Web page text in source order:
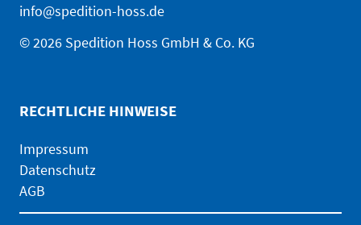
info@spedition-hoss.de
© 2026 Spedition Hoss GmbH & Co. KG
RECHTLICHE HINWEISE
Impressum
Datenschutz
AGB